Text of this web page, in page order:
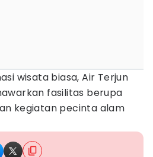
wisata biasa, Air Terjun
fasilitas berupa
kegiatan pecinta alam